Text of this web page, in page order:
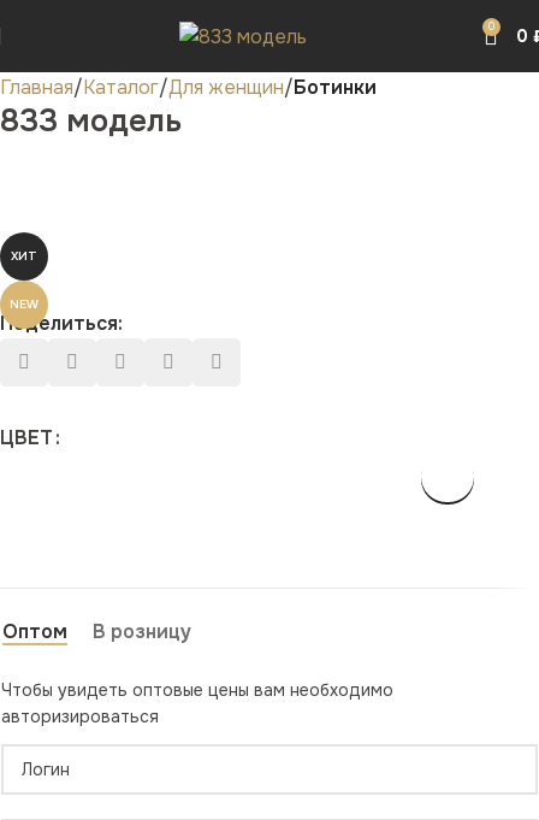
0 0
Главная Каталог Для женщин Ботинки
833 модель
ХИТ
NEW
Поделиться:
ЦВЕТ
Оптом В розницу
Чтобы увидеть оптовые цены вам необходимо
авторизироваться